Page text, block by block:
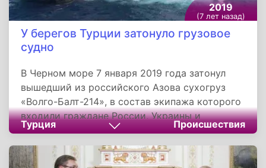
2019
(7 лет назад)
У берегов Турции затонуло грузовое
судно
В Черном море 7 января 2019 года затонул
вышедший из российского Азова сухогруз
«Волго-Балт-214», в состав экипажа которого
входили граждане России, Украины и
Азербайджана. По данным турецких СМИ,
часть моряков спасли, однако шесть членов
экипажа погибли.
Турция Происшествия